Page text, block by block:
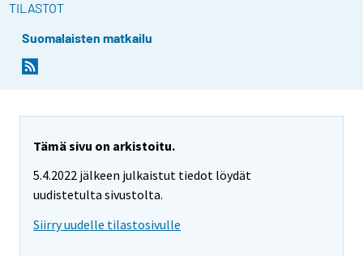
TILASTOT
Suomalaisten matkailu
Tämä sivu on arkistoitu.
5.4.2022 jälkeen julkaistut tiedot löydät
uudistetulta sivustolta.
Siirry uudelle tilastosivulle